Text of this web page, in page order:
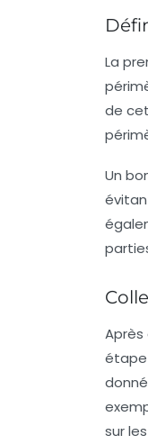
La
de
Un
étape
sur